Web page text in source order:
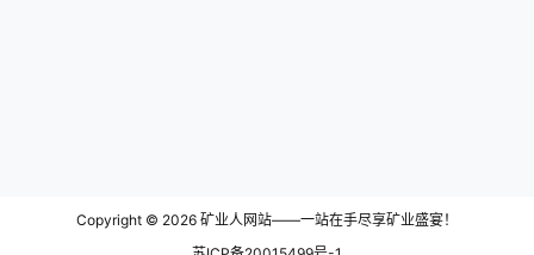
Copyright © 2026 矿业人网站——一站在手尽享矿业盛宴！